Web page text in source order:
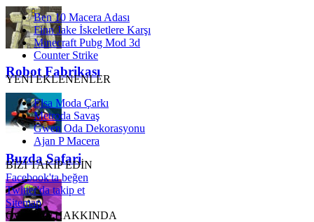
Robot Fabrikası
Buzda Safari
Ben 10 Macera Adası
Finn Jake İskeletlere Karşı
Minecraft Pubg Mod 3d
Counter Strike
YENİ EKLENENLER
Elsa Moda Çarkı
Metroda Savaş
Gwen Oda Dekorasyonu
Ajan P Macera
BİZİ TAKİP EDİN
Facebook'ta beğen
Twitter'da takip et
Sitemap
OyunSkor HAKKINDA